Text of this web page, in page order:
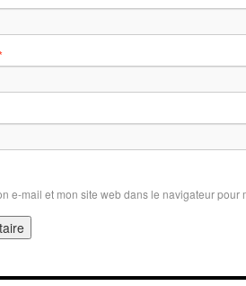
e-mail et mon site web dans le navigateur pour